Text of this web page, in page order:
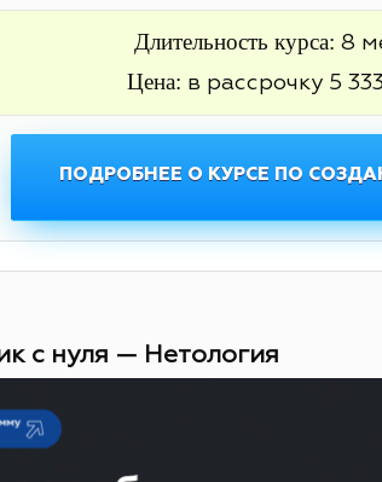
Длительность курса: 8
Цена: в рассрочку 5
ПОДРОБНЕЕ О КУРСЕ ПО
с нуля — Нетология